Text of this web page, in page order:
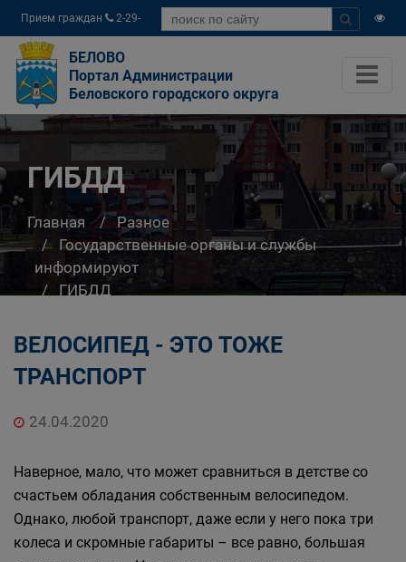
Прием граждан
2-29-
04
БЕЛОВО
Портал Администрации
Беловского городского округа
ГИБДД
Главная
Разное
Государственные органы и службы
информируют
ГИБДД
ВЕЛОСИПЕД - ЭТО ТОЖЕ
ТРАНСПОРТ
24.04.2020
Наверное, мало, что может сравниться в детстве со
счастьем обладания собственным велосипедом.
Однако, любой транспорт, даже если у него пока три
колеса и скромные габариты – все равно, большая